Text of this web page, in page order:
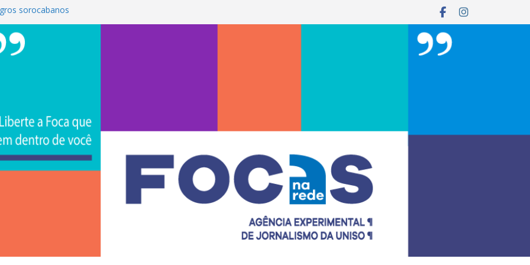
sorocabanos
artista do #ConviteMPB do
2026 promove integração, ciência e